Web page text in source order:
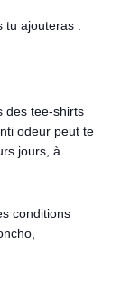
tu ajouteras :
des tee-shirts
odeur peut te
jours, à
conditions